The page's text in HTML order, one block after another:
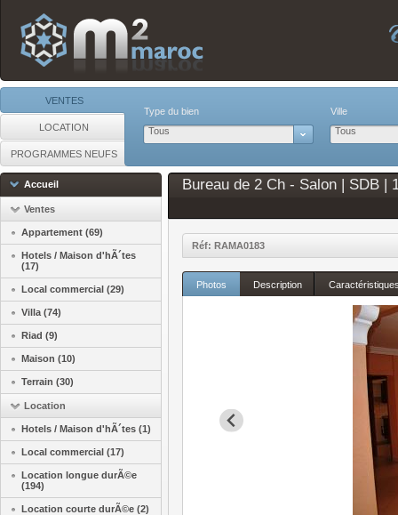
VENTES
LOCATION
PROGRAMMES NEUFS
Type du bien
Tous
Ville
Tous
Accueil
Ventes
Appartement (69)
Hotels / Maison d'hÃ´tes
(17)
Local commercial (29)
Villa (74)
Riad (9)
Maison (10)
Terrain (30)
Location
Hotels / Maison d'hÃ´tes (1)
Local commercial (17)
Location longue durÃ©e
(194)
Location courte durÃ©e (2)
Bureau de 2 Ch - Salon | SDB |
Réf: RAMA0183
Photos Description